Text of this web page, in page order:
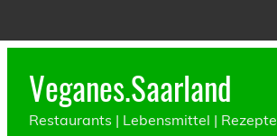
Veganes.Saarland
Restaurants | Lebensmittel | Rezepte